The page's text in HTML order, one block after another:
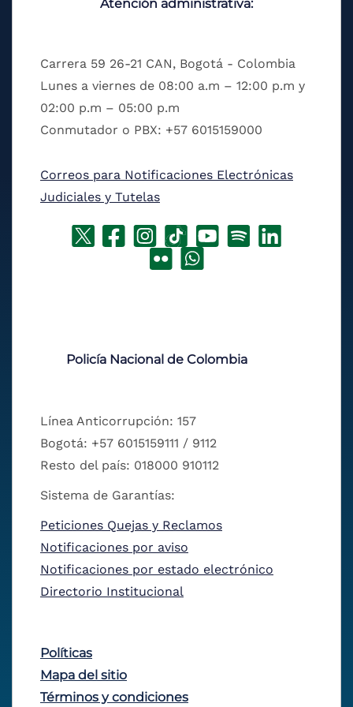
Atención administrativa:
Carrera 59 26-21 CAN, Bogotá - Colombia
Lunes a viernes de 08:00 a.m – 12:00 p.m y
02:00 p.m – 05:00 p.m
Conmutador o PBX: +57 6015159000
Correos para Notificaciones Electrónicas
Judiciales y Tutelas
Policía Nacional de Colombia
Línea Anticorrupción: 157
Bogotá: +57 6015159111 / 9112
Resto del país: 018000 910112
Sistema de Garantías:
Peticiones Quejas y Reclamos
Notificaciones por aviso
Notificaciones por estado electrónico
Directorio Institucional
Políticas
Mapa del sitio
Términos y condiciones